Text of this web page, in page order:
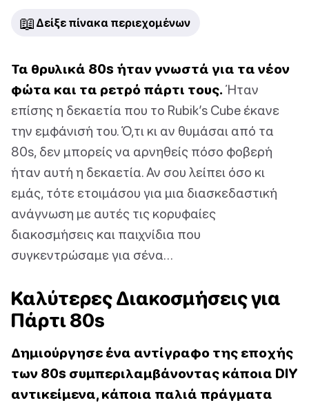
📖 Δείξε πίνακα περιεχομένων
Τα θρυλικά 80s ήταν γνωστά για τα νέον
φώτα και τα ρετρό πάρτι τους. Ήταν
επίσης η δεκαετία που το Rubik’s Cube έκανε
την εμφάνισή του. Ό,τι κι αν θυμάσαι από τα
80s, δεν μπορείς να αρνηθείς πόσο φοβερή
ήταν αυτή η δεκαετία. Αν σου λείπει όσο κι
εμάς, τότε ετοιμάσου για μια διασκεδαστική
ανάγνωση με αυτές τις κορυφαίες
διακοσμήσεις και παιχνίδια που
συγκεντρώσαμε για σένα…
Καλύτερες Διακοσμήσεις για
Πάρτι 80s
Δημιούργησε ένα αντίγραφο της εποχής
των 80s συμπεριλαμβάνοντας κάποια DIY
αντικείμενα, κάποια παλιά πράγματα